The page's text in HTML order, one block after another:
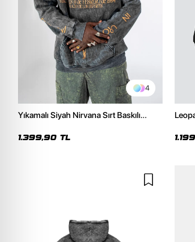
4
Yıkamalı Siyah Nirvana Sırt Baskılı
1.399,90 TL